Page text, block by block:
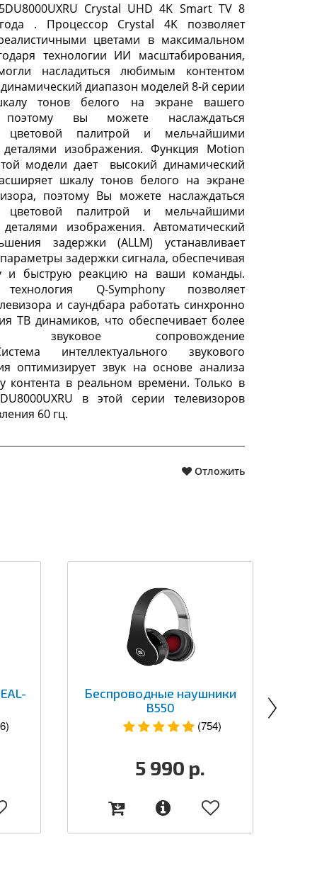
Crystal UHD 4K Smart TV 8
. Процессор Crystal 4K позволяет
цветами в максимальном
технологии ИИ масштабирования,
насладиться любимым контентом
диапазон моделей 8-й серии
тонов белого на экране вашего
поэтому вы можете наслаждаться
цветовой палитрой и мельчайшими
деталями изображения. Функция Motion
модели дает высокий динамический
шкалу тонов белого на экране
поэтому Вы можете наслаждаться
цветовой палитрой и мельчайшими
изображения. Автоматический
задержки (ALLM) устанавливает
задержки сигнала, обеспечивая
и быструю реакцию на ваши команды.
Q-Symphony позволяет
и саундбара работать синхронно
ТВ динамиков, что обеспечивает более
звуковое сопровождение
интеллектуального звукового
оптимизирует звук на основе анализа
контента в реальном времени. Только в
в этой серии телевизоров
60 гц.
Отложить
Беспроводные наушники
B550
(754)
5 990 р.